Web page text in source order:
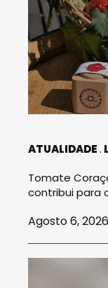
ATUALIDADE
Tomate
contribui para
Agosto 6,